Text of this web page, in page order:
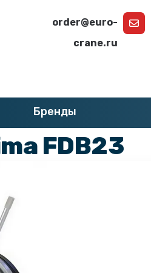
order@euro-
crane.ru
Бренды
- Тормоза
FDB23